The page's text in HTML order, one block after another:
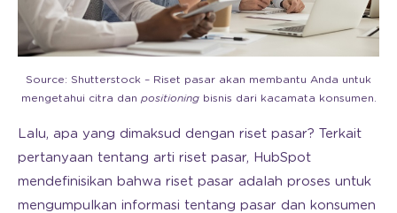
Source: Shutterstock – Riset pasar akan membantu Anda untuk
mengetahui citra dan positioningbisnis dari kacamata konsumen.
Lalu, apa yang dimaksud dengan riset pasar? Terkait
pertanyaan tentang arti riset pasar, HubSpot
mendefinisikan bahwa riset pasar adalah proses untuk
mengumpulkan informasi tentang pasar dan konsumen